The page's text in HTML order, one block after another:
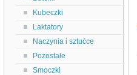
Kubeczki
Laktatory
Naczynia i sztućce
Pozostałe
Smoczki